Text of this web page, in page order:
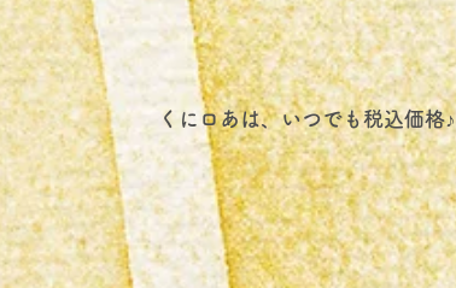
​くにロあは、いつでも税込価格♪